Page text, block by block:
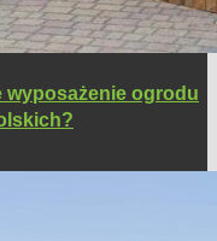
wyposażenie ogrodu